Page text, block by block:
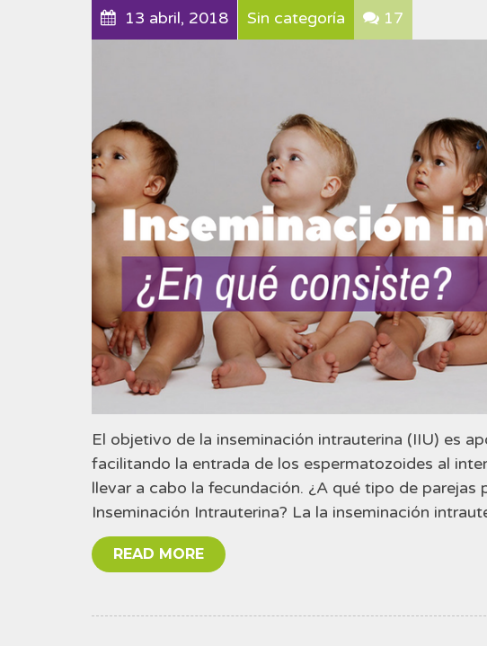
13 abril, 2018 Sin categoría 17
El objetivo de la inseminación intrauterina (IIU) es
facilitando la entrada de los espermatozoides al
llevar a cabo la fecundación. ¿A qué tipo de
Inseminación Intrauterina? La la inseminación
READ MORE